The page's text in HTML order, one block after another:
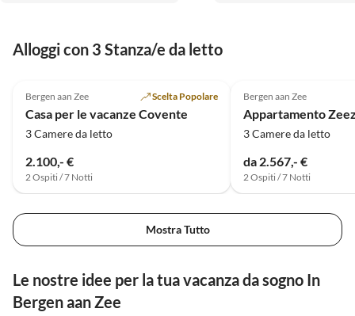
gebucht. Es wird hier aber auch
nicht langweilig. Vielen Dank.
Alloggi con 3 Stanza/e da letto
Bergen aan Zee Scelta Popolare
Casa per le vacanze Covente
3 Camere da letto
2.100,- €
2 Ospiti / 7 Notti
Bergen aan Zee
3 Camere da letto
da 2.567,- €
2 Ospiti / 7 Notti
Mostra Tutto
Le nostre idee per la tua vacanza da sogno In
Bergen aan Zee